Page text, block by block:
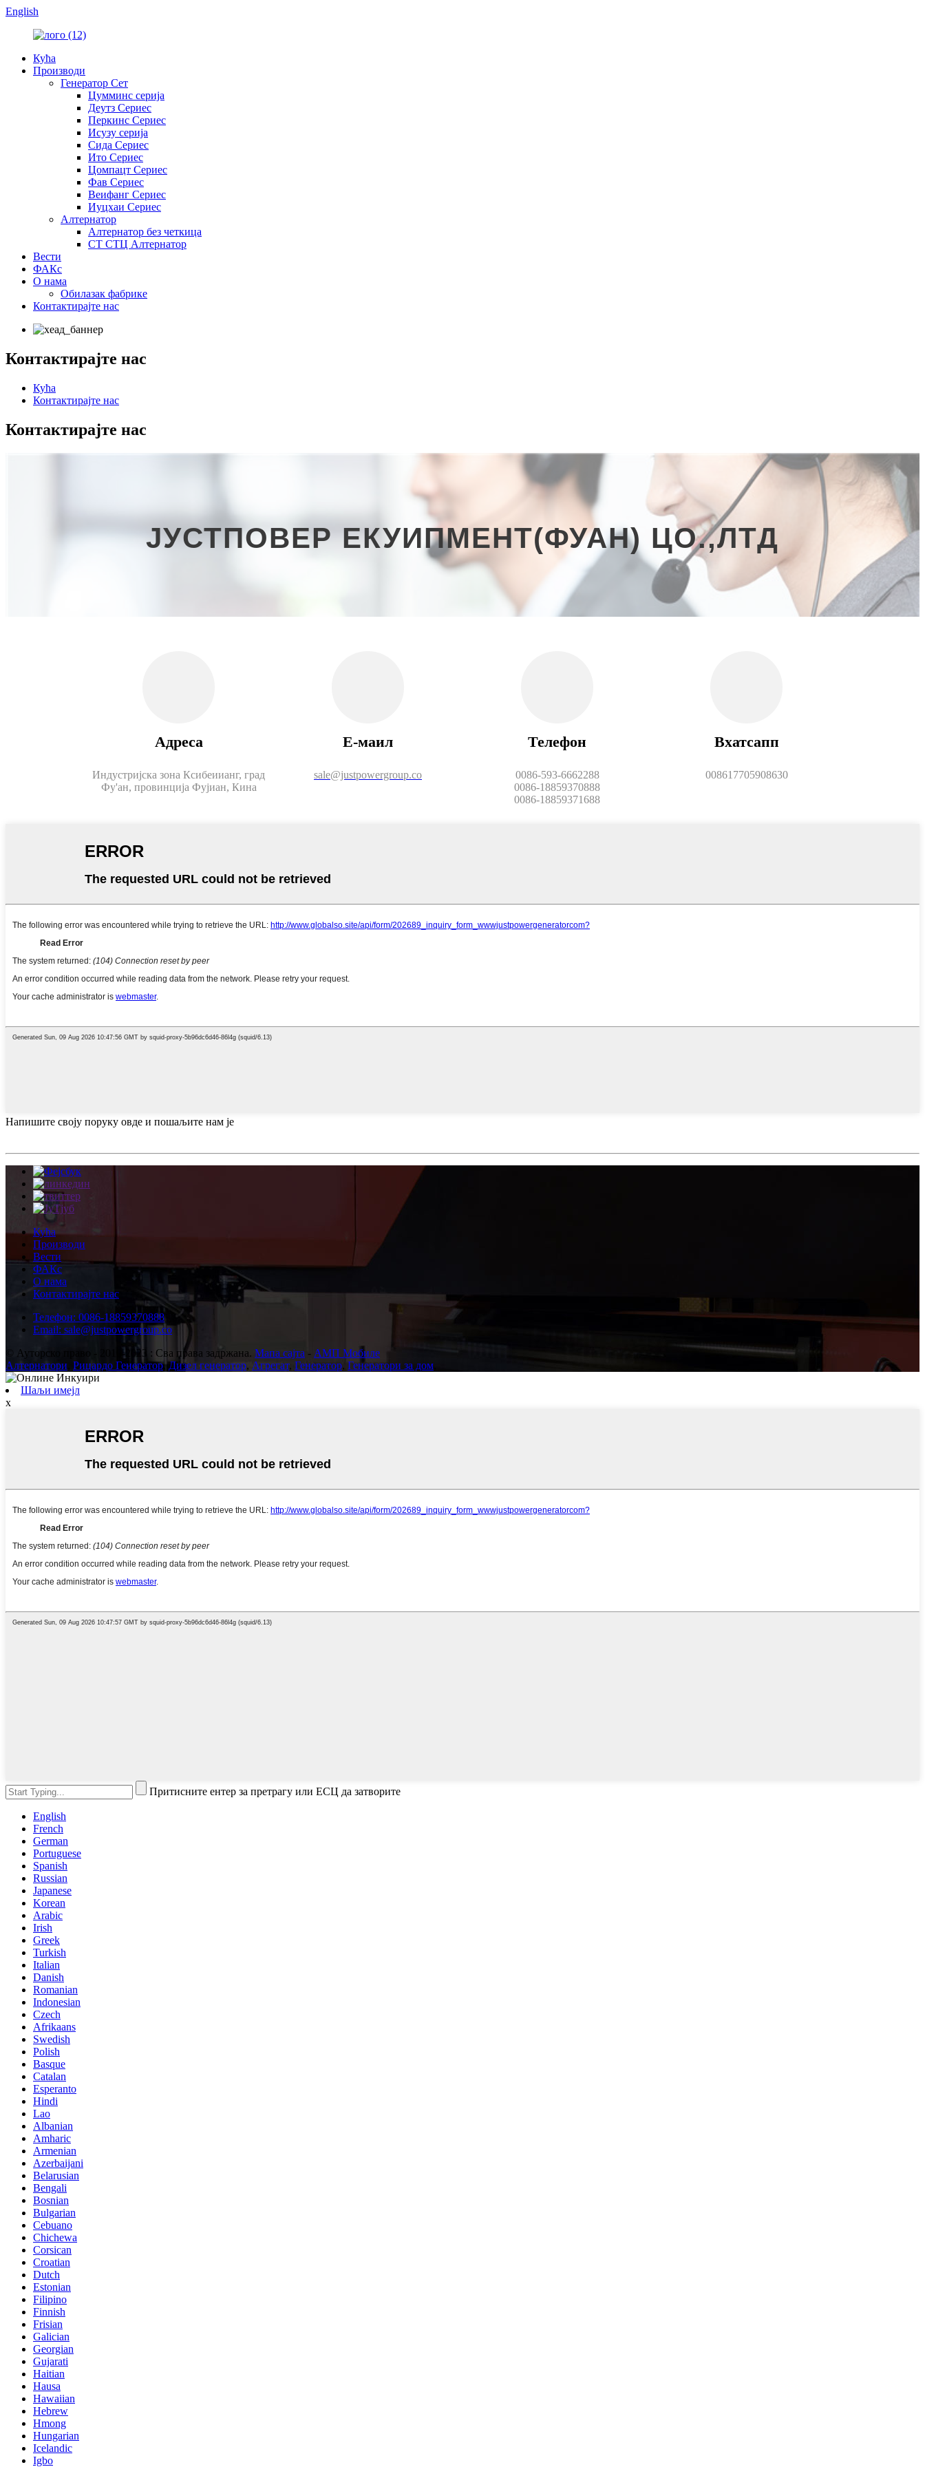
English
Кућа
Производи
Генератор Сет
Цумминс серија
Деутз Сериес
Перкинс Сериес
Исузу серија
Сида Сериес
Ито Сериес
Цомпацт Сериес
Фав Сериес
Веифанг Сериес
Иуцхаи Сериес
Алтернатор
Алтернатор без четкица
СТ СТЦ Алтернатор
Вести
ФАКс
О нама
Обилазак фабрике
Контактирајте нас
Контактирајте нас
Кућа
Контактирајте нас
Контактирајте нас
ЈУСТПОВЕР ЕКУИПМЕНТ(ФУАН) ЦО.,ЛТД
Адреса
Индустријска зона Ксибеиианг, град
Фу'ан, провинција Фујиан, Кина
Е-маил
sale@justpowergroup.co
Телефон
0086-593-6662288
0086-18859370888
0086-18859371688
Вхатсапп
008617705908630
Напишите своју поруку овде и пошаљите нам је
Кућа
Производи
Вести
ФАКс
О нама
Контактирајте нас
Телефон: 0086-18859370888
Email: sale@justpowergroup.co
© Ауторско право - 2010-2023 : Сва права задржана. Мапа сајта - АМП Мобиле
Алтернатори Рицардо Генератор,Дизел генератор, Агрегат, Генератор, Генератори за дом
Шаљи имејл
x
Притисните ентер за претрагу или ЕСЦ да затворите
English
French
German
Portuguese
Spanish
Russian
Japanese
Korean
Arabic
Irish
Greek
Turkish
Italian
Danish
Romanian
Indonesian
Czech
Afrikaans
Swedish
Polish
Basque
Catalan
Esperanto
Hindi
Lao
Albanian
Amharic
Armenian
Azerbaijani
Belarusian
Bengali
Bosnian
Bulgarian
Cebuano
Chichewa
Corsican
Croatian
Dutch
Estonian
Filipino
Finnish
Frisian
Galician
Georgian
Gujarati
Haitian
Hausa
Hawaiian
Hebrew
Hmong
Hungarian
Icelandic
Igbo